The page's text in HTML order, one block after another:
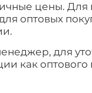
цены. Для
оптовых
для
как оптового